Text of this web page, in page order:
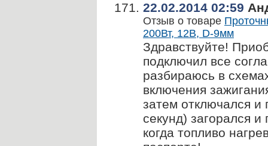
22.02.2014 02:59
Отзыв о товаре
200Вт, 12В, D-9мм
Здравствуйте!
подключил все
разбираюсь в
включения
затем отключался и
секунд) загорался
когда топливо